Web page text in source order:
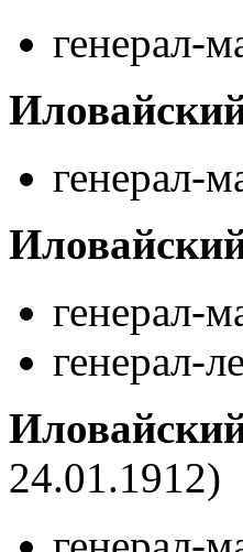
генерал-
генерал-
генерал-
генерал-
24.01.1912)